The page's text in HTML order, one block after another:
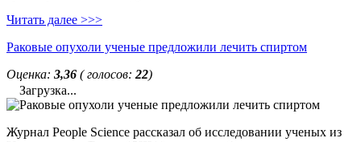
Читать далее >>>
Раковые опухоли ученые предложили лечить спиртом
Оценка: 3,36 ( голосов: 22)
Загрузка...
Журнал People Science рассказал об исследовании ученых из